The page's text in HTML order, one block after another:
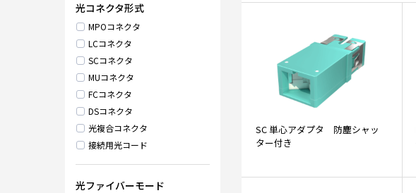
光コネクタ形式
MPOコネクタ
LCコネクタ
SCコネクタ
MUコネクタ
FCコネクタ
DSコネクタ
光複合コネクタ
接続用光コード
光ファイバーモード
SC 単心アダプタ 防塵シャッ
ター付き